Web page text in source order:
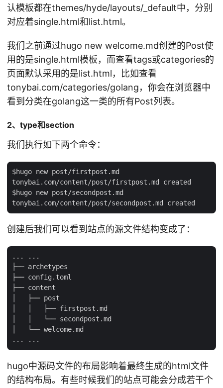
认模板都在themes/hyde/layouts/_default中，分别
对应着single.html和list.html。
我们之前通过hugo new welcome.md创建的Post使
用的是single.html模板，而查看tags或categories的
页面默认采用的是list.html，比如查看
tonybai.com/categories/golang，你会在浏览器中
看到分类在golang这一类的所有Post列表。
2、type和section
我们执行如下两个命令：
$hugo new post/firstpost.md
tonybai.com/content/post/firstpost.md created
$hugo new post/secondpost.md
创建后我们可以看到站点的源文件结构变成了：
... ...
├── archetypes
├── config.toml
├── content
│   ├── post
│   │   ├── firstpost.md
│   │   └── secondpost.md
│   └── welcome.md
hugo中源码文件的布局影响着最终生成的html文件
的结构布局。有些时候我们的站点可能会分成若干个